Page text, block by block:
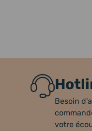
Besoin
votre